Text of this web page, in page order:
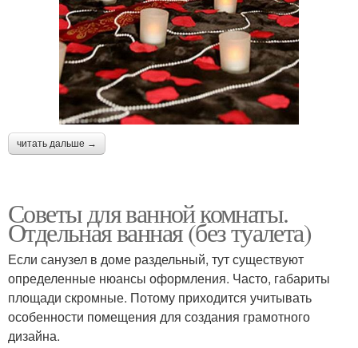
читать дальше →
Советы для ванной комнаты.
Отдельная ванная (без туалета)
Если санузел в доме раздельный, тут существуют
определенные нюансы оформления. Часто, габариты
площади скромные. Потому приходится учитывать
особенности помещения для создания грамотного
дизайна.